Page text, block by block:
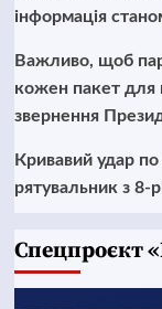
інформація
Важливо, щоб
кожен пакет для
звернення
Кривавий удар
рятувальник з 8-
Cпецпроєкт